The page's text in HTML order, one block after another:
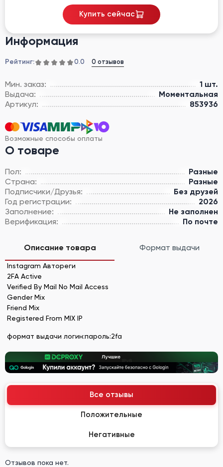
Информация
Рейтинг: 0.0 0 отзывов
Мин. заказ:
1 шт.
Выдача:
Моментальная
Артикул:
853936
Возможные способы оплаты
О товаре
Пол:
Разные
Страна:
Разные
Подписчики/Друзья:
Без друзей
Год регистрации:
2026
Заполнение:
Не заполнен
Верификация:
По почте
Купить сейчас
Описание товара Формат выдачи
Instagram Автореги
2FA Active
Verified By Mail No Mail Access
Gender Mix
Friend Mix
Registered From MIX IP
формат выдачи логин:пароль:2fa
Все отзывы
Положительные
Негативные
Отзывов пока нет.